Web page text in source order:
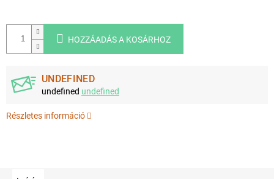
HOZZÁADÁS A KOSÁRHOZ
UNDEFINED
undefined undefined
Részletes információ